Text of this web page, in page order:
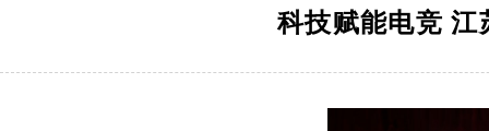
科技赋能电竞 江